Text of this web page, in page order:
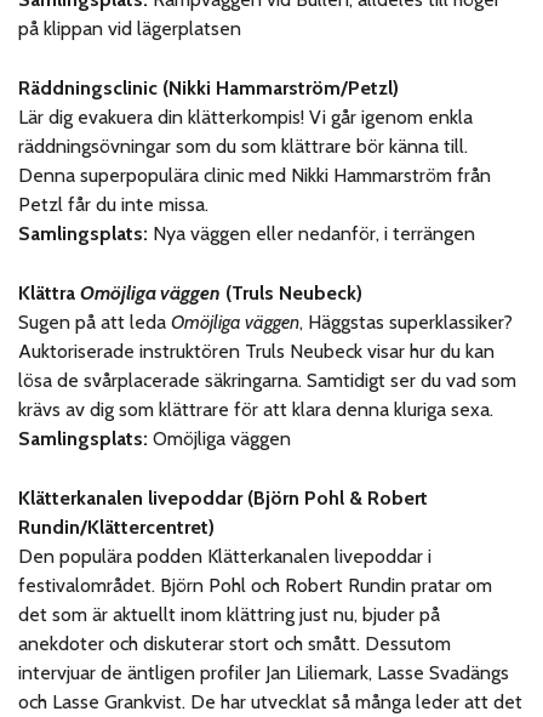
på klippan vid lägerplatsen
Räddningsclinic (Nikki Hammarström/Petzl)
Lär dig evakuera din klätterkompis! Vi går igenom enkla
räddningsövningar som du som klättrare bör känna till.
Denna superpopulära clinic med Nikki Hammarström från
Petzl får du inte missa.
Samlingsplats: Nya väggen eller nedanför, i terrängen
KlättraOmöjliga väggen (Truls Neubeck)
Sugen på att ledaOmöjliga väggen, Häggstas superklassiker?
Auktoriserade instruktören Truls Neubeck visar hur du kan
lösa de svårplacerade säkringarna. Samtidigt ser du vad som
krävs av dig som klättrare för att klara denna kluriga sexa.
Samlingsplats:Omöjliga väggen
Klätterkanalen livepoddar (Björn Pohl & Robert
Rundin/Klättercentret)
Den populära podden Klätterkanalen livepoddar i
festivalområdet. Björn Pohl och Robert Rundin pratar om
det som är aktuellt inom klättring just nu, bjuder på
anekdoter och diskuterar stort och smått. Dessutom
intervjuar de äntligen profiler Jan Liliemark, Lasse Svadängs
och Lasse Grankvist. De har utvecklat så många leder att det